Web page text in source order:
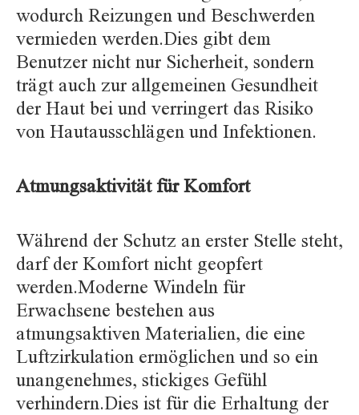
wodurch Reizungen und Beschwerden
vermieden werden.Dies gibt dem
Benutzer nicht nur Sicherheit, sondern
trägt auch zur allgemeinen Gesundheit
der Haut bei und verringert das Risiko
von Hautausschlägen und Infektionen.
Atmungsaktivität für Komfort
Während der Schutz an erster Stelle steht,
darf der Komfort nicht geopfert
werden.Moderne Windeln für
Erwachsene bestehen aus
atmungsaktiven Materialien, die eine
Luftzirkulation ermöglichen und so ein
unangenehmes, stickiges Gefühl
verhindern.Dies ist für die Erhaltung der